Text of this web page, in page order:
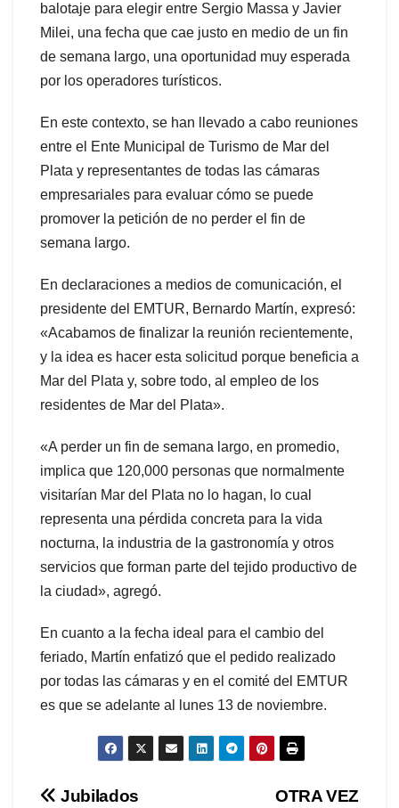
balotaje para elegir entre Sergio Massa y Javier
Milei, una fecha que cae justo en medio de un fin
de semana largo, una oportunidad muy esperada
por los operadores turísticos.
En este contexto, se han llevado a cabo reuniones
entre el Ente Municipal de Turismo de Mar del
Plata y representantes de todas las cámaras
empresariales para evaluar cómo se puede
promover la petición de no perder el fin de
semana largo.
En declaraciones a medios de comunicación, el
presidente del EMTUR, Bernardo Martín, expresó:
«Acabamos de finalizar la reunión recientemente,
y la idea es hacer esta solicitud porque beneficia a
Mar del Plata y, sobre todo, al empleo de los
residentes de Mar del Plata».
«A perder un fin de semana largo, en promedio,
implica que 120,000 personas que normalmente
visitarían Mar del Plata no lo hagan, lo cual
representa una pérdida concreta para la vida
nocturna, la industria de la gastronomía y otros
servicios que forman parte del tejido productivo de
la ciudad», agregó.
En cuanto a la fecha ideal para el cambio del
feriado, Martín enfatizó que el pedido realizado
por todas las cámaras y en el comité del EMTUR
es que se adelante al lunes 13 de noviembre.
OTRA VEZ
Jubilados